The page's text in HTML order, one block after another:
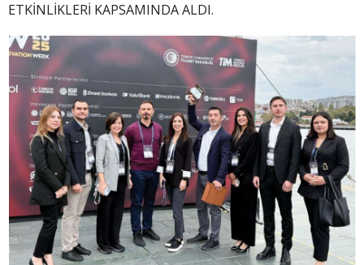
ETKİNLİKLERİ KAPSAMINDA ALDI.